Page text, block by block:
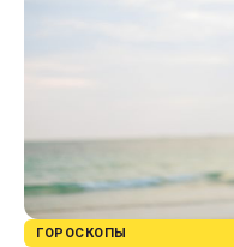
ГОРОСКОПЫ